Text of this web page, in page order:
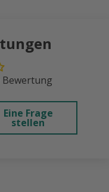
Bewertung
Eine Frage
stellen